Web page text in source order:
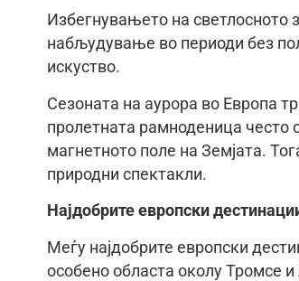
Избегнувањето на светлосното
набљудување во периоди без
искуство.
Сезоната на аурора во Европа
пролетната рамноденица често
магнетното поле на Земјата.
природни спектакли.
Најдобрите европски
Меѓу најдобрите европски
особено областа околу Тромсе